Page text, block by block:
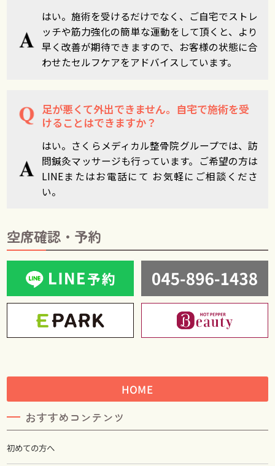
はい。施術を受けるだけでなく、ご自宅でストレ
ッチや筋力強化の簡単な運動をして頂くと、より
早く改善が期待できますので、お客様の状態に合
わせたセルフケアをアドバイスしています。
足が悪くて外出できません。自宅で施術を受
けることはできますか？
はい。さくらメディカル整骨院グループでは、訪
問鍼灸マッサージも行っています。ご希望の方は
LINEまたはお電話にて お気軽にご相談くださ
い。
空席確認・予約
HOME
おすすめコンテンツ
初めての方へ